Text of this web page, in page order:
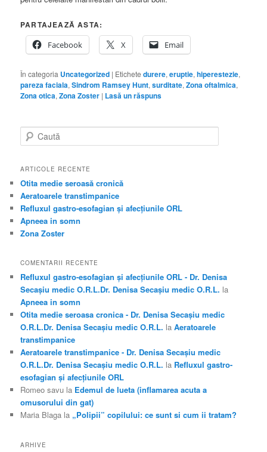
PARTAJEAZĂ ASTA:
Facebook
X Email
În categoria Uncategorized | Etichete durere,eruptie,hiperestezie,
pareza faciala,Sindrom Ramsey Hunt,surditate,Zona oftalmica,
Zona otica,Zona Zoster | Lasă un răspuns
a
tARTICOLE RECENTE
Otita medie seroasă cronică
Aeratoarele transtimpanice
Refluxul gastro-esofagian şi afecţiunile ORL
Apneea in somn
Zona Zoster
COMENTARII RECENTE
Refluxul gastro-esofagian şi afecţiunile ORL - Dr. Denisa
Secașiu medic O.R.L.Dr. Denisa Secașiu medic O.R.L. la
Apneea in somn
Otita medie seroasa cronica - Dr. Denisa Secașiu medic
O.R.L.Dr. Denisa Secașiu medic O.R.L. laAeratoarele
transtimpanice
Aeratoarele transtimpanice - Dr. Denisa Secașiu medic
O.R.L.Dr. Denisa Secașiu medic O.R.L. la Refluxul gastro-
esofagian şi afecţiunile ORL
Romeo savu la Edemul de lueta (inflamarea acuta a
omusorului din gat)
Maria Blaga la „Polipii” copilului: ce sunt si cum ii tratam?
ARHIVE